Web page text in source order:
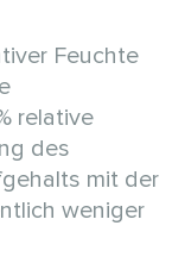
Feuchte
relative
des
mit der
weniger